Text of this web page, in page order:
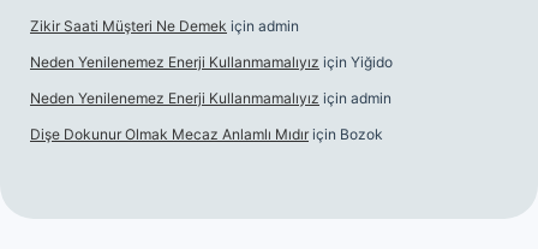
Zikir Saati Müşteri Ne Demek için admin
Neden Yenilenemez Enerji Kullanmamalıyız için Yiğido
Neden Yenilenemez Enerji Kullanmamalıyız için admin
Dişe Dokunur Olmak Mecaz Anlamlı Mıdır için Bozok